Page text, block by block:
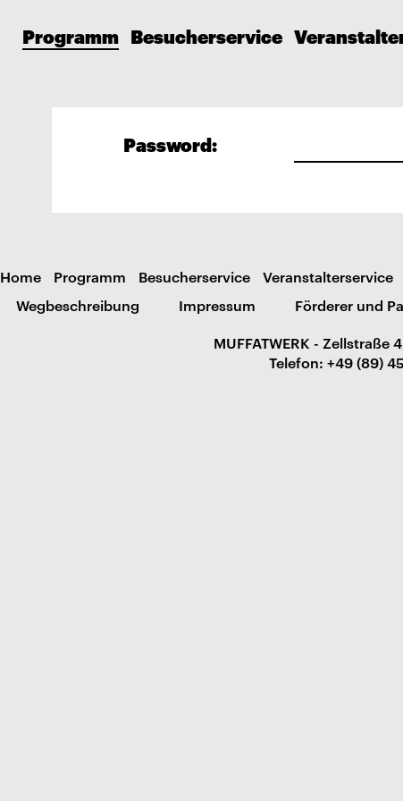
Programm Besucherservice
Password:
Home Programm Besucherservice Veranstalterservice
Wegbeschreibung Impressum Förderer und
MUFFATWERK - Zellstraße
Telefon: +49 (89)